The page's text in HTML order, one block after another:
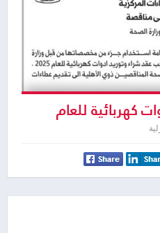
كهربائية للعام